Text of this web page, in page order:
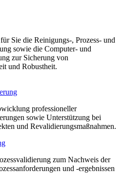
Sie die Reinigungs-, Prozess- und
sowie die Computer- und
zur Sicherung von
und Robustheit.
professioneller
sowie Unterstützung bei
und Revalidierungsmaßnahmen.
zum Nachweis der
und -ergebnissen